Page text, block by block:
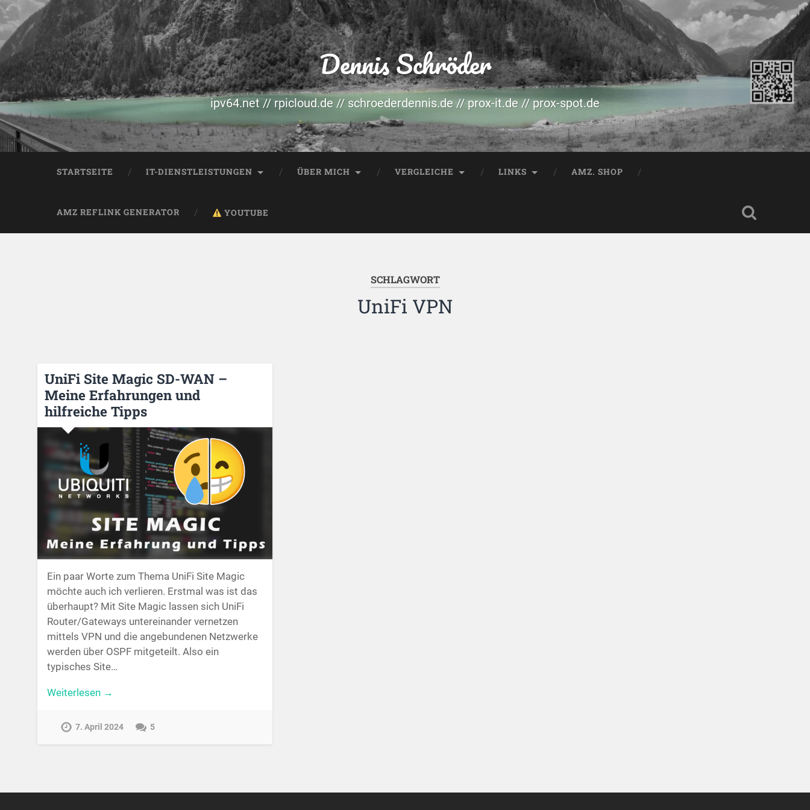
Dennis Schröder
ipv64.net // rpicloud.de // schroederdennis.de // prox-it.de // prox-spot.de
STARTSEITE IT-DIENSTLEISTUNGEN ÜBER MICH VERGLEICHE LINKS AMZ. SHOP
AMZ REFLINK GENERATOR YOUTUBE
SCHLAGWORT
UniFi VPN
UniFi Site Magic SD-WAN –
Meine Erfahrungen und
hilfreiche Tipps
Ein paar Worte zum Thema UniFi Site Magic
möchte auch ich verlieren. Erstmal was ist das
überhaupt? Mit Site Magic lassen sich UniFi
Router/Gateways untereinander vernetzen
mittels VPN und die angebundenen Netzwerke
werden über OSPF mitgeteilt. Also ein
typisches Site…
Weiterlesen →
7. April 2024 5